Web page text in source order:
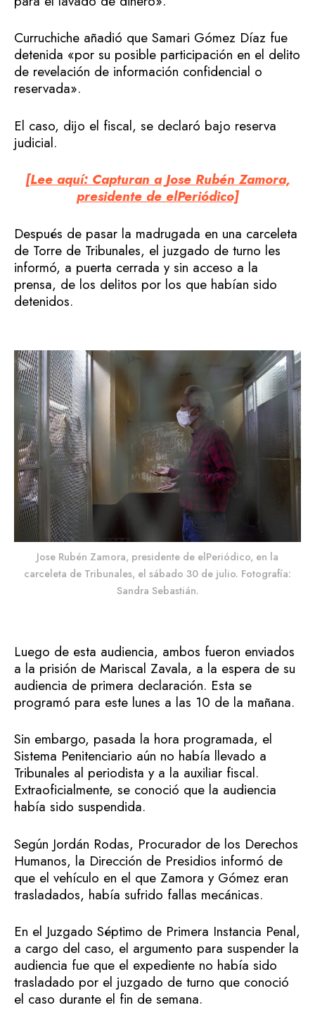
Curruchiche añadió que Samari Gómez Díaz fue
detenida «por su posible participación en el delito
de revelación de información confidencial o
reservada».
El caso, dijo el fiscal, se declaró bajo reserva
judicial.
[Lee aquí: Capturan a Jose Rubén Zamora,
presidente de elPeriódico]
Después de pasar la madrugada en una carceleta
de Torre de Tribunales, el juzgado de turno les
informó, a puerta cerrada y sin acceso a la
prensa, de los delitos por los que habían sido
detenidos.
Jose Rubén Zamora, presidente de elPeriódico, en la
carceleta de Tribunales, el sábado 30 de julio. Fotografía:
Sandra Sebastián.
Luego de esta audiencia, ambos fueron enviados
a la prisión de Mariscal Zavala, a la espera de su
audiencia de primera declaración. Esta se
programó para este lunes a las 10 de la mañana.
Sin embargo, pasada la hora programada, el
Sistema Penitenciario aún no había llevado a
Tribunales al periodista y a la auxiliar fiscal.
Extraoficialmente, se conoció que la audiencia
había sido suspendida.
Según Jordán Rodas, Procurador de los Derechos
Humanos, la Dirección de Presidios informó de
que el vehículo en el que Zamora y Gómez eran
trasladados, había sufrido fallas mecánicas.
En el Juzgado Séptimo de Primera Instancia Penal,
a cargo del caso, el argumento para suspender la
audiencia fue que el expediente no había sido
trasladado por el juzgado de turno que conoció
el caso durante el fin de semana.